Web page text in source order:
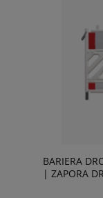
BARIERA
| ZAPORA